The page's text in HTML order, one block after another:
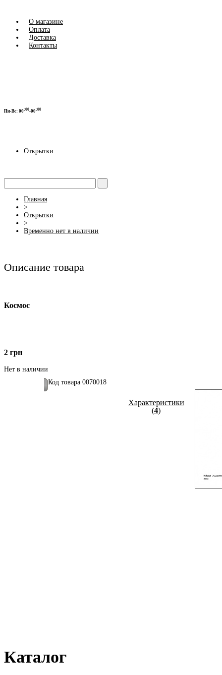
О магазине
Оплата
Доставка
Контакты
Пн-Вс: 00:00-00:00
Открытки
Главная
>
Открытки
>
Временно нет в наличии
Описание товара
Космос
2 грн
Нет в наличии
Код товара 0070018
Характеристики
(4)
Каталог